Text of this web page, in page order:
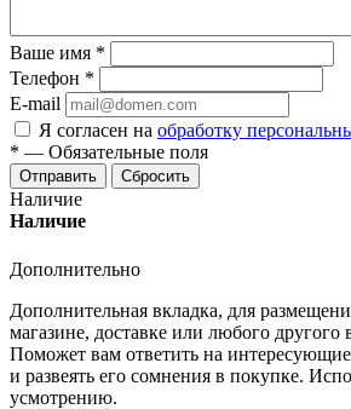
Ваше имя *
Телефон *
E-mail
Я согласен на обработку
* — Обязательные поля
Отправить Сбросить
Наличие
Наличие
Дополнительно
Дополнительная вкладка, для
магазине, доставке или любого другого
Поможет вам ответить на
и развеять его сомнения в покупке.
усмотрению.